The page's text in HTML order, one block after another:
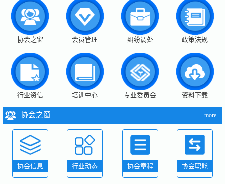
协会之窗 会员管理 纠纷调处 政策法规
行业资信 培训中心 专业委员会 资料下载
协会之窗 more+
协会信息 行业动态 协会章程 协会职能